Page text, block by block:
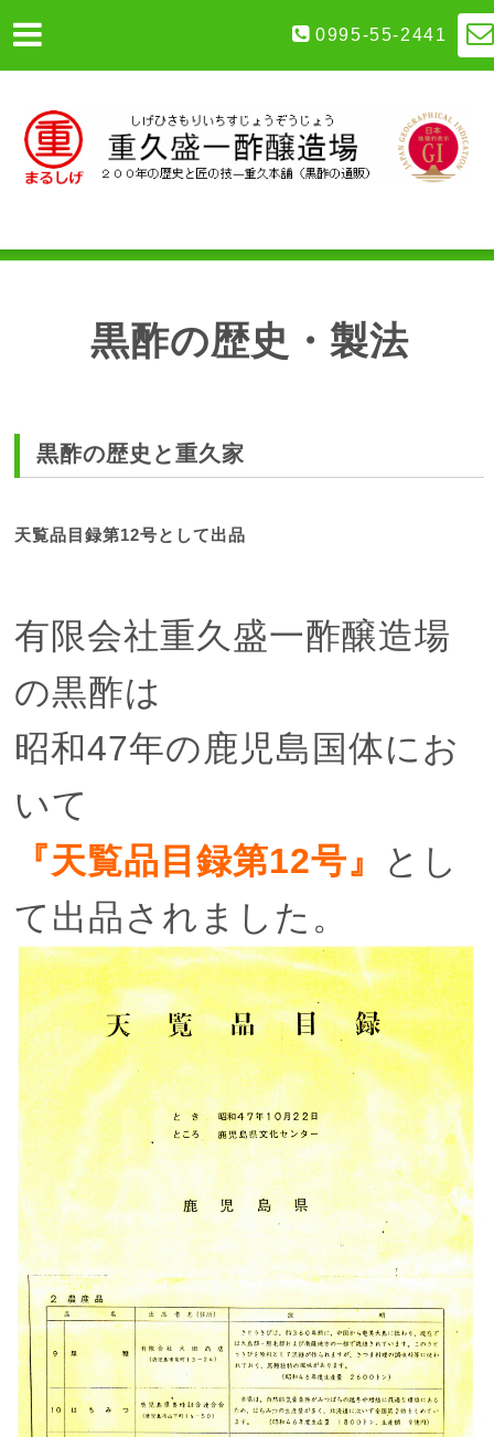
0995-55-2441
黒酢の歴史・製法
黒酢の歴史と重久家
天覧品目録第12号として出品
有限会社重久盛一酢醸造場
の黒酢は
昭和47年の鹿児島国体にお
いて
『天覧品目録第12号』
とし
て出品されました。